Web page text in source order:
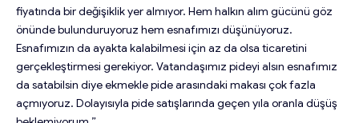
fiyatında bir değişiklik yer almıyor. Hem halkın alım gücünü göz
önünde bulunduruyoruz hem esnafımızı düşünüyoruz.
Esnafımızın da ayakta kalabilmesi için az da olsa ticaretini
gerçekleştirmesi gerekiyor. Vatandaşımız pideyi alsın esnafımız
da satabilsin diye ekmekle pide arasındaki makası çok fazla
açmıyoruz. Dolayısıyla pide satışlarında geçen yıla oranla düşüş